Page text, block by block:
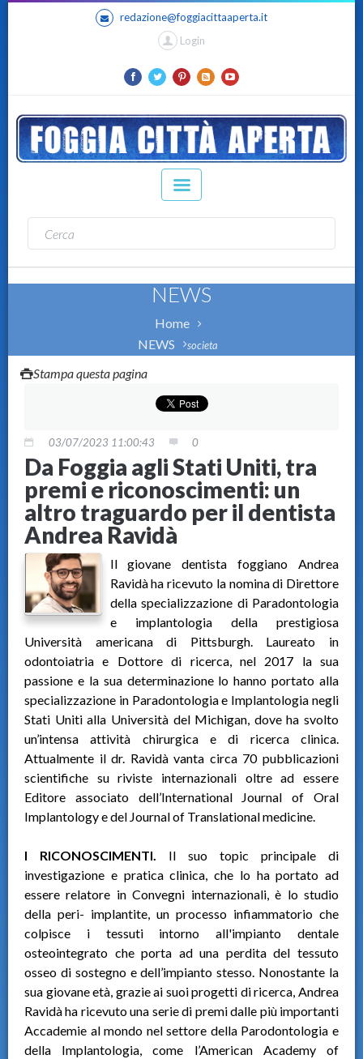
redazione@foggiacittaaperta.it
Login
NEWS
Home
NEWS
societa
Stampa questa pagina
03/07/2023 11:00:43 0
Da Foggia agli Stati Uniti, tra
premi e riconoscimenti: un
altro traguardo per il dentista
Andrea Ravidà
Il giovane dentista foggiano Andrea
Ravidà ha ricevuto la nomina di Direttore
della specializzazione di Paradontologia
e implantologia della prestigiosa
Università americana di Pittsburgh. Laureato in
odontoiatria e Dottore di ricerca, nel 2017 la sua
passione e la sua determinazione lo hanno portato alla
specializzazione in Paradontologia e Implantologia negli
Stati Uniti alla Università del Michigan, dove ha svolto
un’intensa attività chirurgica e di ricerca clinica.
Attualmente il dr. Ravidà vanta circa 70 pubblicazioni
scientifiche su riviste internazionali oltre ad essere
Editore associato dell’International Journal of Oral
Implantology e del Journal of Translational medicine.
I RICONOSCIMENTI. Il suo topic principale di
investigazione e pratica clinica, che lo ha portato ad
essere relatore in Convegni internazionali, è lo studio
della peri- implantite, un processo infiammatorio che
colpisce i tessuti intorno all'impianto dentale
osteointegrato che porta ad una perdita del tessuto
osseo di sostegno e dell’impianto stesso. Nonostante la
sua giovane età, grazie ai suoi progetti di ricerca, Andrea
Ravidà ha ricevuto una serie di premi dalle più importanti
Accademie al mondo nel settore della Parodontologia e
della Implantologia, come l’American Academy of